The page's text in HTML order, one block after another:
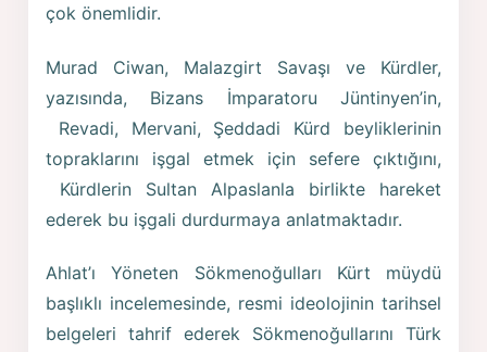
çok önemlidir.
Murad Ciwan, Malazgirt Savaşı ve Kürdler,
yazısında, Bizans İmparatoru Jüntinyen’in,
Revadi, Mervani, Şeddadi Kürd beyliklerinin
topraklarını işgal etmek için sefere çıktığını,
Kürdlerin Sultan Alpaslanla birlikte hareket
ederek bu işgali durdurmaya anlatmaktadır.
Ahlat’ı Yöneten Sökmenoğulları Kürt müydü
başlıklı incelemesinde, resmi ideolojinin tarihsel
belgeleri tahrif ederek Sökmenoğullarını Türk